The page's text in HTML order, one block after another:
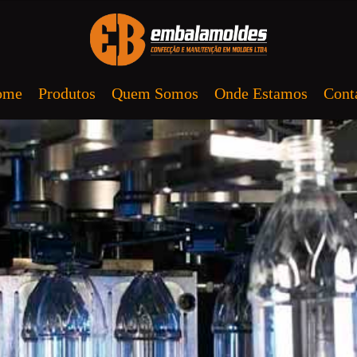
Produtos Quem Somos Onde Estamos